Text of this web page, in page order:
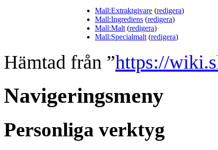
Mall:Extraktgivare (redigera)
Mall:Ingrediens (redigera)
Mall:Malt (redigera)
Mall:Specialmalt (redigera)
Hämtad från ”https://
Navigeringsmeny
Personliga verktyg